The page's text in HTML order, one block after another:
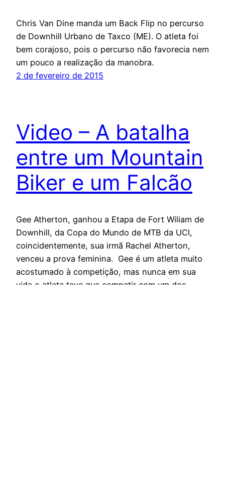
Chris Van Dine manda um Back Flip no percurso
de Downhill Urbano de Taxco (ME). O atleta foi
bem corajoso, pois o percurso não favorecia nem
um pouco a realização da manobra.
2 de fevereiro de 2015
Video – A batalha
entre um Mountain
Biker e um Falcão
Gee Atherton, ganhou a Etapa de Fort Wiliam de
Downhill, da Copa do Mundo de MTB da UCI,
coincidentemente, sua irmã Rachel Atherton,
venceu a prova feminina. Gee é um atleta muito
acostumado à competição, mas nunca em sua
vida o atleta teve que competir com um dos